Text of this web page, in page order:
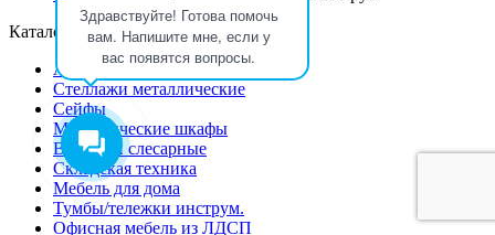
Здравствуйте! Готова помочь
вам. Напишите мне, если у
вас появятся вопросы.
Каталог
АКЦИЯ! 2 ПО ЦЕНЕ 1!
Стеллажи металлические
Сейфы
Металлические шкафы
Верстаки слесарные
Складская техника
Мебель для дома
Тумбы/тележки инструм.
Офисная мебель из ЛДСП